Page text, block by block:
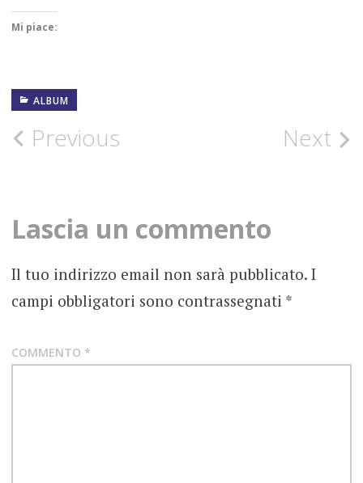
Mi piace:
ALBUM
ALBUM
CERNICHOV
DARNWALD
RECORDS
FOTOGRAFIE
THE
MOLD
Post
Previous Next
Lascia un commento
Il tuo indirizzo email non sarà pubblicato. I
campi obbligatori sono contrassegnati *
COMMENTO *